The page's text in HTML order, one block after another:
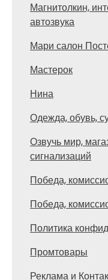
Магнитолкин,
автозвука
Мари салон
Мастерок
Нина
Одежда, обувь,
Озвучь мир,
сигнализаций
Победа,
Победа,
Политика
Промтовары
Реклама и